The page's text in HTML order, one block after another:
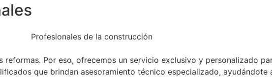
Por eso, ofrecemos un servicio exclusivo y personalizado
que brindan asesoramiento técnico especializado, ayudándote